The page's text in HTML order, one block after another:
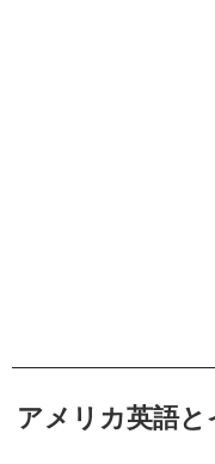
アメリカ英語